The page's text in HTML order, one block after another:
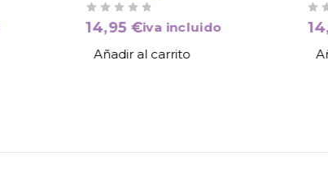
14,95 €iva incluido
Añadir al carrito